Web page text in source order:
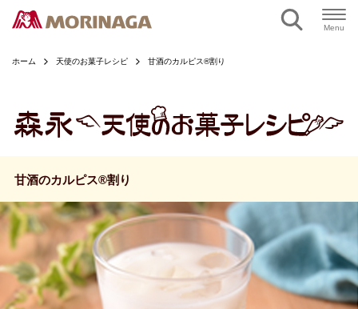
Menu
ホーム 天使のお菓子レシピ 甘酒のカルピス®割り
甘酒のカルピス®割り